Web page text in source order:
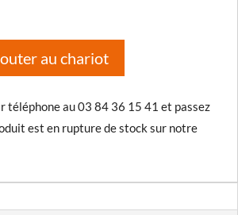
au chariot
téléphone au 03 84 36 15 41 et passez
est en rupture de stock sur notre